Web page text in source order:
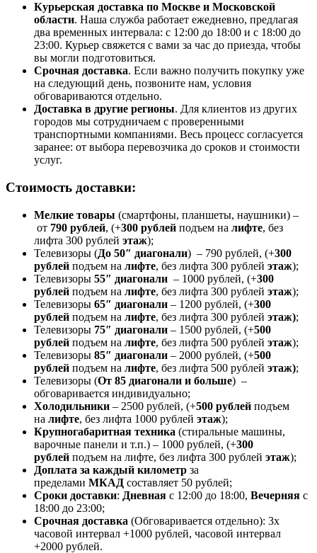
Курьерская доставка по Москве и Московской
области. Наша служба работает ежедневно, предлагая
два временных интервала: с 12:00 до 18:00 и с 18:00 до
23:00. Курьер свяжется с вами за час до приезда, чтобы
вы могли подготовиться.
Срочная доставка. Если важно получить покупку уже
на следующий день, позвоните нам, условия
обговариваются отдельно.
Доставка в другие регионы. Для клиентов из других
городов мы сотрудничаем с проверенными
транспортными компаниями. Весь процесс согласуется
заранее: от выбора перевозчика до сроков и стоимости
услуг.
Стоимость доставки:
Мелкие товары (смартфоны, планшеты, наушники) –
от 790 рублей, (+300 рублей подъем на лифте, без
лифта 300 рублей этаж);
Телевизоры (До 50″ диагонали) – 790 рублей, (+300
рублей подъем на лифте, без лифта 300 рублей этаж);
Телевизоры 55″ диагонали – 1000 рублей, (+300
рублей подъем на лифте, без лифта 300 рублей этаж);
Телевизоры 65″ диагонали – 1200 рублей, (+300
рублей подъем на лифте, без лифта 300 рублей этаж);
Телевизоры 75″ диагонали – 1500 рублей, (+500
рублей подъем на лифте, без лифта 500 рублей этаж);
Телевизоры 85″ диагонали – 2000 рублей, (+500
рублей подъем на лифте, без лифта 500 рублей этаж);
Телевизоры (От 85 диагонали и больше) –
обговаривается индивидуально;
Холодильники – 2500 рублей, (+500 рублей подъем
на лифте, без лифта 1000 рублей этаж);
Крупногабаритная техника (стиральные машины,
варочные панели и т.п.) – 1000 рублей, (+300
рублей подъем на лифте, без лифта 300 рублей этаж);
Доплата за каждый километр за
пределами МКАД составляет 50 рублей;
Сроки доставки: Дневная с 12:00 до 18:00, Вечерняя с
18:00 до 23:00;
Срочная доставка (Обговаривается отдельно): 3х
часовой интервал +1000 рублей, часовой интервал
+2000 рублей.